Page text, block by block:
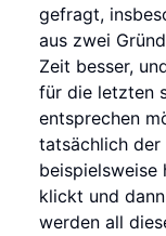
gefragt,
aus zwei
Zeit besser,
für die letzten
entsprechen
tatsächlich der
beispielsweise
klickt und
werden all